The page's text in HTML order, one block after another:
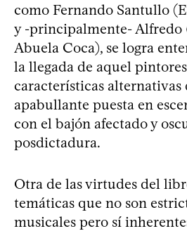
como Fernando Santullo
y -principalmente- Alfredo
Abuela Coca), se logra
la llegada de aquel
características alternativas
apabullante puesta en
con el bajón afectado y
posdictadura.
Otra de las virtudes del
temáticas que no son
musicales pero sí